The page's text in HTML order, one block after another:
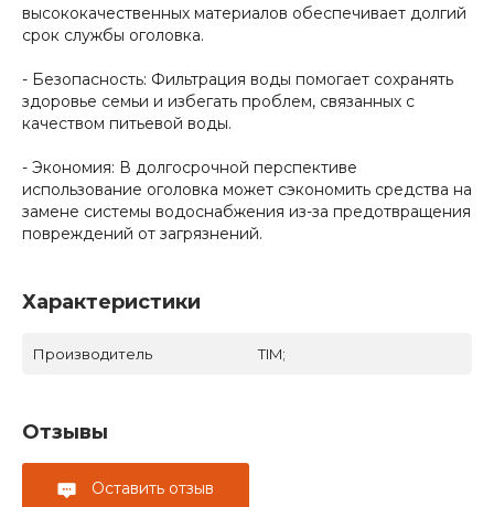
высококачественных материалов обеспечивает долгий
срок службы оголовка.
- Безопасность: Фильтрация воды помогает сохранять
здоровье семьи и избегать проблем, связанных с
качеством питьевой воды.
- Экономия: В долгосрочной перспективе
использование оголовка может сэкономить средства на
замене системы водоснабжения из-за предотвращения
повреждений от загрязнений.
Характеристики
Производитель TIM;
Отзывы
Оставить отзыв